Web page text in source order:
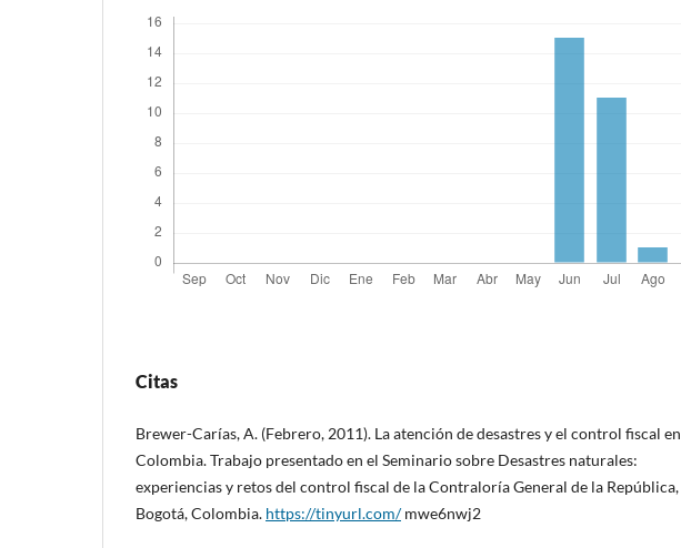
Citas
Brewer-Carías, A. (Febrero, 2011). La atención de desastres y el control fiscal en
Colombia. Trabajo presentado en el Seminario sobre Desastres naturales:
experiencias y retos del control fiscal de la Contraloría General de la República,
Bogotá, Colombia. https://tinyurl.com/mwe6nwj2